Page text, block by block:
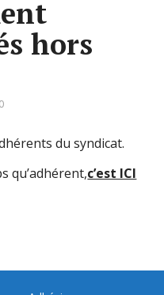
hors
du syndicat.
qu’adhérent,c’est ICI